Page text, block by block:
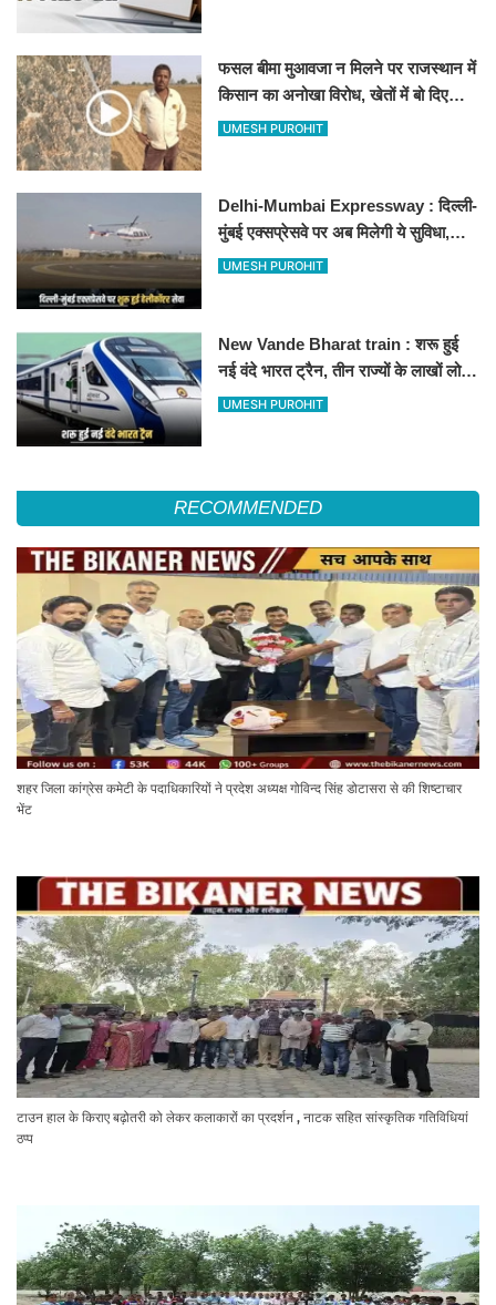
फसल बीमा मुआवजा न मिलने पर राजस्थान में
किसान का अनोखा विरोध, खेतों में बो दिए
500-500 रुपए के नोट, वीडियो वायरल
UMESH PUROHIT
Delhi-Mumbai Expressway : दिल्ली-
मुंबई एक्सप्रेसवे पर अब मिलेगी ये सुविधा,
हेलीकॉप्टर सर्विस से तुरंत घायल पहुंचेगा
UMESH PUROHIT
New Vande Bharat train : शरू हुई
नई वंदे भारत ट्रैन, तीन राज्यों के लाखों लोगों
का सफर होगा आसान, देखें पूरा रूटमैप
UMESH PUROHIT
RECOMMENDED
शहर जिला कांग्रेस कमेटी के पदाधिकारियों ने प्रदेश अध्यक्ष गोविन्द सिंह डोटासरा से की शिष्टाचार
भेंट
टाउन हाल के किराए बढ़ोतरी को लेकर कलाकारों का प्रदर्शन , नाटक सहित सांस्कृतिक गतिविधियां
ठप्प